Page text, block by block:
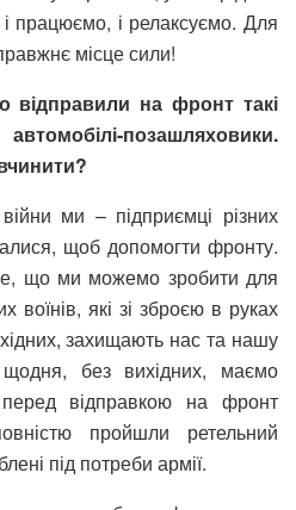
працюємо, і релаксуємо. Для
місце сили!
на фронт такі
позашляховики.
ми – підприємці різних
щоб допомогти фронту.
що ми можемо зробити для
воїнів, які зі зброєю в руках
захищають нас та нашу
без вихідних, маємо
відправкою на фронт
пройшли ретельний
під потреби армії.